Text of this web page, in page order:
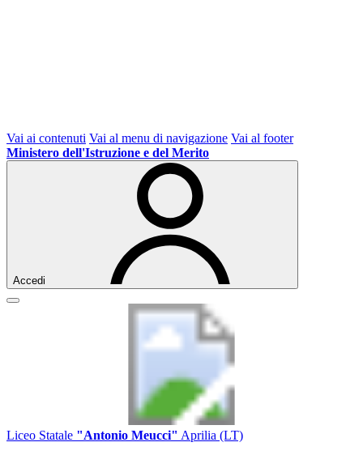
Vai ai contenuti Vai al menu di navigazione Vai al footer
Ministero dell'Istruzione e del Merito
Accedi
Liceo Statale "Antonio Meucci" Aprilia (LT)